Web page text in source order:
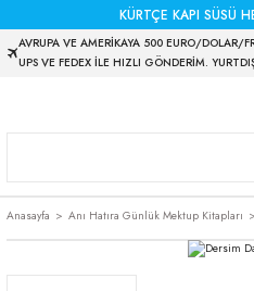
KÜRTÇE KAPI SÜSÜ
AVRUPA VE AMERİKAYA 500 EURO/DOLAR/
UPS VE FEDEX İLE HIZLI GÖNDERİM.
Anasayfa Anı Hatıra Günlük Mektup Kitapları